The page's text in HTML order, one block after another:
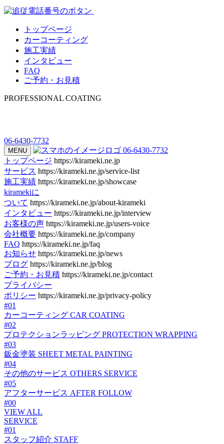
トップページ
カーコーティング
施工実績
インタビュー
FAQ
ご予約・お見積
PROFESSIONAL COATING
06-6430-7732
MENU
06-6430-7732
トップページ https://kirameki.ne.jp
サービス https://kirameki.ne.jp/service-list
施工実績 https://kirameki.ne.jp/showcase
kiramekiに
ついて https://kirameki.ne.jp/about-kirameki
インタビュー https://kirameki.ne.jp/interview
お客様の声 https://kirameki.ne.jp/users-voice
会社概要 https://kirameki.ne.jp/company
FAQ https://kirameki.ne.jp/faq
お知らせ https://kirameki.ne.jp/news
ブログ https://kirameki.ne.jp/blog
ご予約・お見積 https://kirameki.ne.jp/contact
プライバシー
ポリシー https://kirameki.ne.jp/privacy-policy
#01
カーコーティング CAR COATING
#02
プロテクションラッピング PROTECTION WRAPPING
#03
鈑金塗装 SHEET METAL PAINTING
#04
その他のサービス OTHERS SERVICE
#05
アフターサービス AFTER FOLLOW
#00
VIEW ALL
SERVICE
#01
スタッフ紹介 STAFF